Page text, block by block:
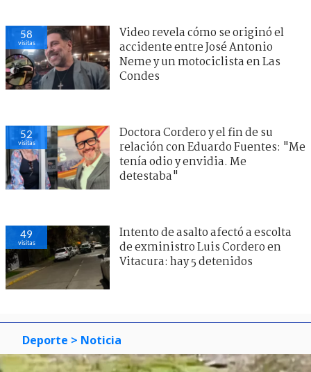
58
visitas
Video revela cómo se originó el
accidente entre José Antonio
Neme y un motociclista en Las
Condes
52
visitas
Doctora Cordero y el fin de su
relación con Eduardo Fuentes: "Me
tenía odio y envidia. Me
detestaba"
49
visitas
Intento de asalto afectó a escolta
de exministro Luis Cordero en
Vitacura: hay 5 detenidos
Deporte > Noticia